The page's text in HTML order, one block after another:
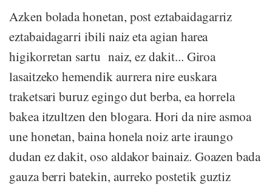
Azken bolada honetan, post eztabaidagarriz
eztabaidagarri ibili naiz eta agian harea
higikorretan sartu naiz, ez dakit... Giroa
lasaitzeko hemendik aurrera nire euskara
traketsari buruz egingo dut berba, ea horrela
bakea itzultzen den blogara. Hori da nire asmoa
une honetan, baina honela noiz arte iraungo
dudan ez dakit, oso aldakor bainaiz. Goazen bada
gauza berri batekin, aurreko postetik guztiz